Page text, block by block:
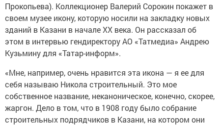
Прокопьева). Коллекционер Валерий Сорокин покажет в
своем музее икону, которую носили на закладку новых
зданий в Казани в начале XX века. Он рассказал об
этом в интервью гендиректору АО «Татмедиа» Андрею
Кузьмину для «Татар-информ».
«Мне, например, очень нравится эта икона — я ее для
себя называю Никола строительный. Это мое
собственное название, неканоническое, конечно, скорее,
жаргон. Дело в том, что в 1908 году было собрание
строительных подрядчиков в Казани, на котором они